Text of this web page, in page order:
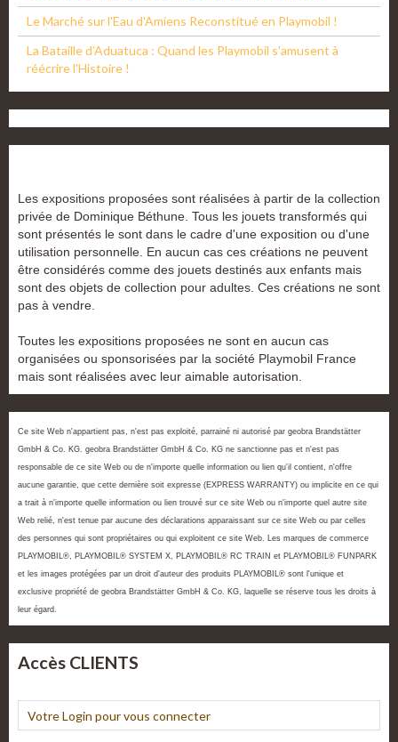
Le Marché sur l'Eau d'Amiens Reconstitué en Playmobil !
La Bataille d'Aduatuca : Quand les Playmobil s'amusent à
réécrire l'Histoire !
Les expositions proposées sont réalisées à partir de la collection
privée de Dominique Béthune. Tous les jouets transformés qui
sont présentés le sont dans le cadre d'une exposition ou d'une
utilisation personnelle. En aucun cas ces créations ne peuvent
être considérés comme des jouets destinés aux enfants mais
sont des objets de collection pour adultes. Ces créations ne sont
pas à vendre.
Toutes les expositions proposées ne sont en aucun cas
organisées ou sponsorisées par la société Playmobil France
mais sont réalisées avec leur aimable autorisation.
Ce site Web n'appartient pas, n'est pas exploité, parrainé ni autorisé par geobra Brandstätter
GmbH & Co. KG. geobra Brandstätter GmbH & Co. KG ne sanctionne pas et n'est pas
responsable de ce site Web ou de n'importe quelle information ou lien qu'il contient, n'offre
aucune garantie, que cette dernière soit expresse (EXPRESS WARRANTY) ou implicite en ce qui
a trait à n'importe quelle information ou lien trouvé sur ce site Web ou n'importe quel autre site
Web relié, n'est tenue par aucune des déclarations apparaissant sur ce site Web ou par celles
des personnes qui sont propriétaires ou qui exploitent ce site Web. Les marques de commerce
PLAYMOBIL®, PLAYMOBIL® SYSTEM X, PLAYMOBIL® RC TRAIN et PLAYMOBIL® FUNPARK
et les images protégées par un droit d'auteur des produits PLAYMOBIL® sont l'unique et
exclusive propriété de geobra Brandstätter GmbH & Co. KG, laquelle se réserve tous les droits à
leur égard.
Accès CLIENTS